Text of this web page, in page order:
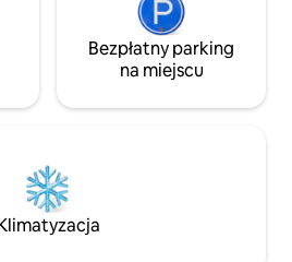
Bezpłatny parking
na miejscu